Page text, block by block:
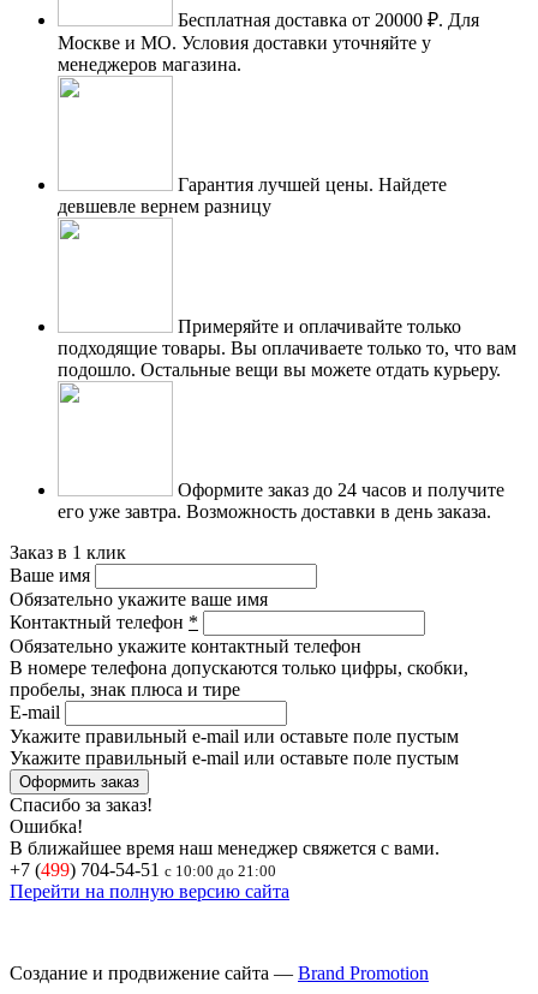
Бесплатная доставка от 20000 ₽. Для
Москве и МО. Условия доставки уточняйте у
менеджеров магазина.
Гарантия лучшей цены. Найдете
девшевле вернем разницу
Примеряйте и оплачивайте только
подходящие товары. Вы оплачиваете только то, что вам
подошло. Остальные вещи вы можете отдать курьеру.
Оформите заказ до 24 часов и получите
его уже завтра. Возможность доставки в день заказа.
Заказ в 1 клик
Ваше имя
Обязательно укажите ваше имя
Контактный телефон *
Обязательно укажите контактный телефон
В номере телефона допускаются только цифры, скобки,
пробелы, знак плюса и тире
E-mail
Укажите правильный e-mail или оставьте поле пустым
Укажите правильный e-mail или оставьте поле пустым
Спасибо за заказ!
Ошибка!
В ближайшее время наш менеджер свяжется с вами.
+7 (499) 704-54-51 с 10:00 до 21:00
Перейти на полную версию сайта
Создание и продвижение сайта — Brand Promotion